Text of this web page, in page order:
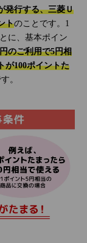
発行する、三菱Ｕ
トのことです。1
に、基本ポイン
のご利用で5円相
が100ポイントた
。